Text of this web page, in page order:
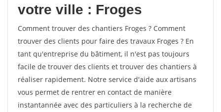
votre ville : Froges
Comment trouver des chantiers Froges ? Comment
trouver des clients pour faire des travaux Froges ? En
tant qu'entreprise du bâtiment, il n'est pas toujours
facile de trouver des clients et trouver des chantiers à
réaliser rapidement. Notre service d'aide aux artisans
vous permet de rentrer en contact de manière
instantannée avec des particuliers à la recherche de